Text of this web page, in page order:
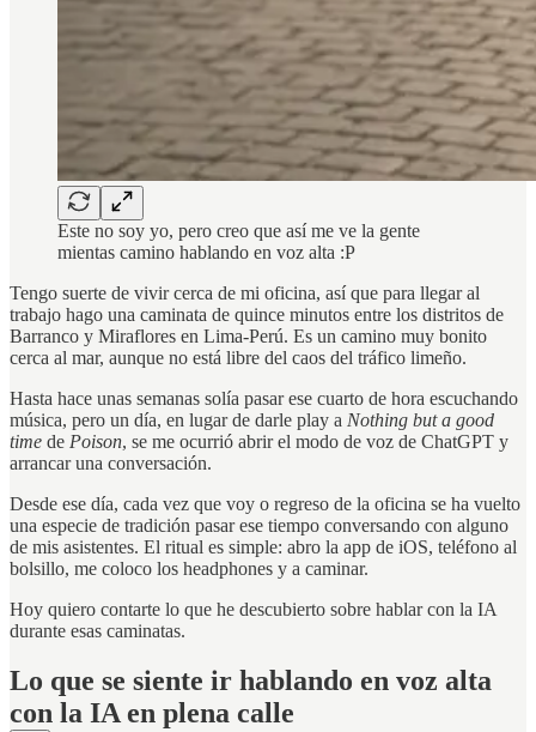
Este no soy yo, pero creo que así me ve la gente
mientas camino hablando en voz alta :P
Tengo suerte de vivir cerca de mi oficina, así que para llegar al
trabajo hago una caminata de quince minutos entre los distritos de
Barranco y Miraflores en Lima-Perú. Es un camino muy bonito
cerca al mar, aunque no está libre del caos del tráfico limeño.
Hasta hace unas semanas solía pasar ese cuarto de hora escuchando
música, pero un día, en lugar de darle play a Nothing but a good
time de Poison, se me ocurrió abrir el modo de voz de ChatGPT y
arrancar una conversación.
Desde ese día, cada vez que voy o regreso de la oficina se ha vuelto
una especie de tradición pasar ese tiempo conversando con alguno
de mis asistentes. El ritual es simple: abro la app de iOS, teléfono al
bolsillo, me coloco los headphones y a caminar.
Hoy quiero contarte lo que he descubierto sobre hablar con la IA
durante esas caminatas.
Lo que se siente ir hablando en voz alta
con la IA en plena calle